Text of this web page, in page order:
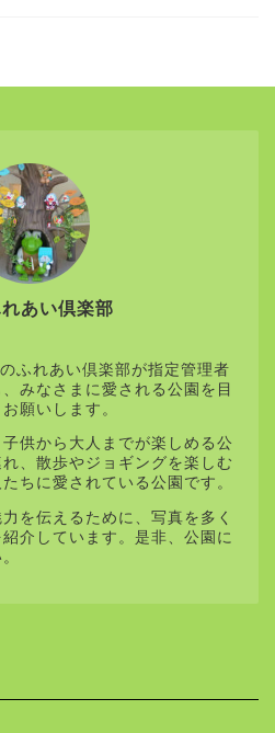
あい倶楽部
ふれあい倶楽部が指定管理者
みなさまに愛される公園を目
願いします。
供から大人までが楽しめる公
、散歩やジョギングを楽しむ
ちに愛されている公園です。
を伝えるために、写真を多く
介しています。是非、公園に